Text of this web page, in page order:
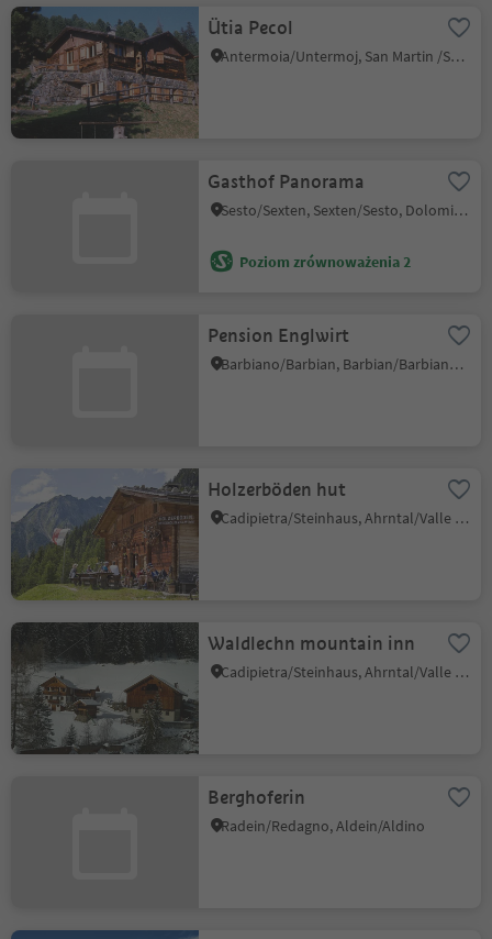
Ütia Pecol
Antermoia/Untermoj, San Martin /San Martino, Dolomites Region Kronplatz/Plan de Corones
Gasthof Panorama
Sesto/Sexten, Sexten/Sesto, Dolomites Region 3 Zinnen
Poziom zrównoważenia 2
Pension Englwirt
Barbiano/Barbian, Barbian/Barbiano, Brixen/Bressanone and environs
Holzerböden hut
Cadipietra/Steinhaus, Ahrntal/Valle Aurina, Ahrntal/Valle Aurina
Waldlechn mountain inn
Cadipietra/Steinhaus, Ahrntal/Valle Aurina, Ahrntal/Valle Aurina
Berghoferin
Radein/Redagno, Aldein/Aldino